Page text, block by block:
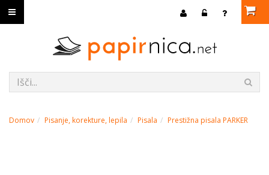
Domov Pisanje, korekture, lepila Pisala Prestižna pisala PARKER